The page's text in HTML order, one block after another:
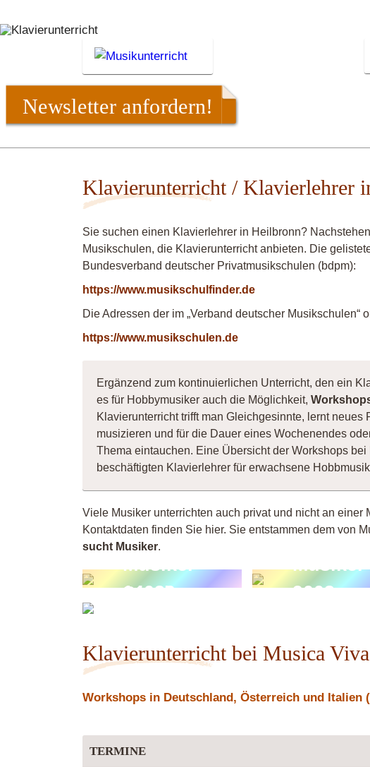
Newsletter anfordern!
Klavierunterricht / Klavierlehrer
Sie suchen einen Klavierlehrer in Heilbronn?
Musikschulen, die Klavierunterricht anbieten. Die
Bundesverband deutscher Privatmusikschulen (bdpm):
https://www.musikschulfinder.de
Die Adressen der im „Verband deutscher
https://www.musikschulen.de
Ergänzend zum kontinuierlichen Unterricht, den ein
es für Hobbymusiker auch die Möglichkeit,
Klavierunterricht trifft man Gleichgesinnte, lernt
musizieren und für die Dauer eines Wochenendes
Thema eintauchen. Eine Übersicht der Workshops bei
beschäftigten Klavierlehrer für erwachsene
Viele Musiker unterrichten auch privat und nicht an
Kontaktdaten finden Sie hier. Sie entstammen dem von
sucht Musiker.
Musiker
14039
Musiker
9003
Stephan
Klavierunterricht bei Musica
Workshops in Deutschland, Österreich und Italien
TERMINE